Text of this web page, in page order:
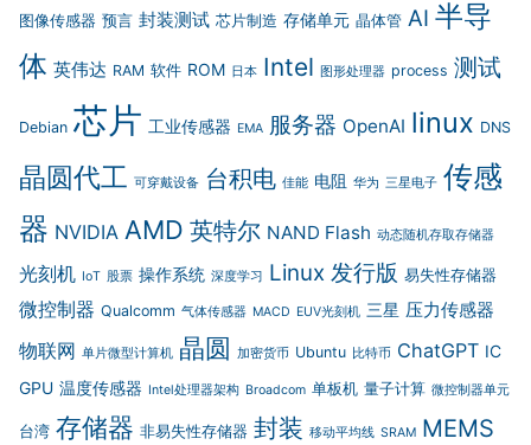
图像传感器 预言 封装测试 芯片制造 存储单元 晶体管 AI 半导
体 英伟达 RAM 软件 ROM 日本 Intel 图形处理器 process 测试
Debian 芯片 工业传感器 EMA 服务器 OpenAI linux DNS
晶圆代工 可穿戴设备 台积电 佳能 电阻 华为 三星电子 传感
器 NVIDIA AMD 英特尔 NAND Flash 动态随机存取存储器
光刻机 IoT 股票 操作系统 深度学习 Linux 发行版 易失性存储器
微控制器 Qualcomm 气体传感器 MACD EUV光刻机 三星 压力传感器
物联网 单片微型计算机 晶圆 加密货币 Ubuntu 比特币 ChatGPT IC
GPU 温度传感器 Intel处理器架构 Broadcom 单板机 量子计算 微控制器单元
台湾 存储器 非易失性存储器 封装 移动平均线 SRAM MEMS